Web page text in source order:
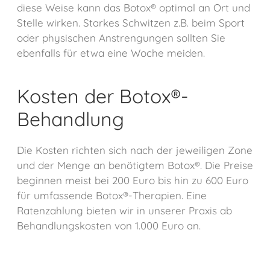
diese Weise kann das Botox® optimal an Ort und
Stelle wirken. Starkes Schwitzen z.B. beim Sport
oder physischen Anstrengungen sollten Sie
ebenfalls für etwa eine Woche meiden.
Kosten der Botox®-
Behandlung
Die Kosten richten sich nach der jeweiligen Zone
und der Menge an benötigtem Botox®. Die Preise
beginnen meist bei 200 Euro bis hin zu 600 Euro
für umfassende Botox®-Therapien. Eine
Ratenzahlung bieten wir in unserer Praxis ab
Behandlungskosten von 1.000 Euro an.